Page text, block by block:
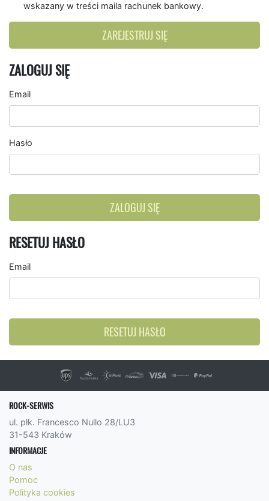
wskazany w treści maila rachunek bankowy.
ZAREJESTRUJ SIĘ
ZALOGUJ SIĘ
Email
Hasło
ZALOGUJ SIĘ
RESETUJ HASŁO
Email
RESETUJ HASŁO
ROCK-SERWIS
ul. płk. Francesco Nullo 28/LU3
31-543 Kraków
INFORMACJE
O nas
Pomoc
Polityka cookies